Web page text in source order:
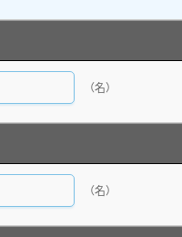
（名）
（名）